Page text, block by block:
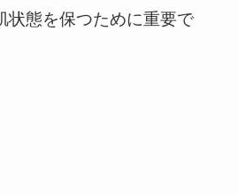
状態を保つために重要で